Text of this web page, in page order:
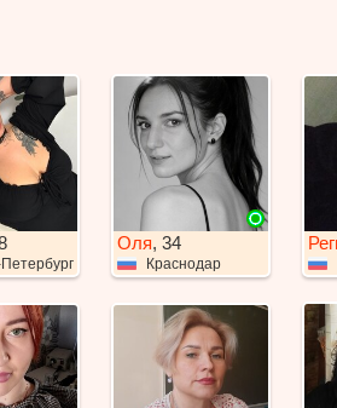
Оля, 34
Краснодар